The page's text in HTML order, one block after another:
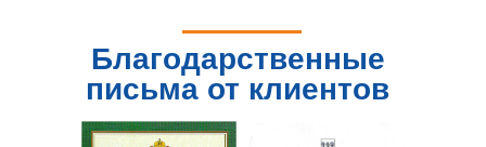
Благодарственные
письма от клиентов